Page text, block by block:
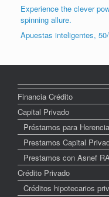
Experience the clever
spinning allure.
Apuestas inteligentes,
Financia Crédito
Capital Privado
Préstamos para Herencia
Prestamos Capital
Prestamos con Asnef
Crédito Privado
Créditos hipotecarios